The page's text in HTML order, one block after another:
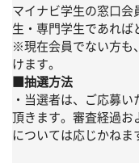
マイナビ学生の窓口会
生・専門学生であれば
※現在会員でない方も
けます。
■抽選方法
・当選者は、ご応募
頂きます。審査経過お
については応じかねま